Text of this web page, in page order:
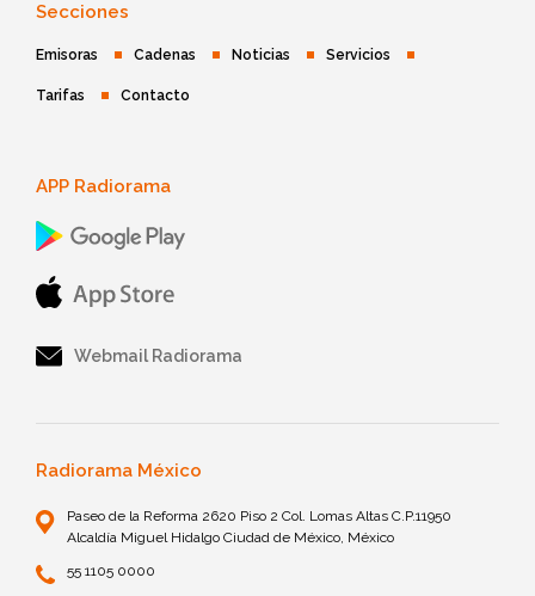
Secciones
Emisoras Cadenas Noticias Servicios
Tarifas Contacto
APP Radiorama
Webmail Radiorama
Radiorama México
Paseo de la Reforma 2620 Piso 2 Col. Lomas Altas C.P.11950
Alcaldía Miguel Hidalgo Ciudad de México, México
55 1105 0000